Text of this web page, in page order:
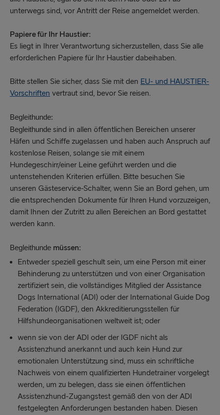
unterwegs sind, vor Antritt der Reise angemeldet werden.
Papiere für Ihr Haustier:
Es liegt in Ihrer Verantwortung sicherzustellen, dass Sie alle
erforderlichen Papiere für Ihr Haustier dabeihaben.
Bitte stellen Sie sicher, dass Sie mit den EU- und HAUSTIER-
Vorschriften vertraut sind, bevor Sie reisen.
Begleithunde:
Begleithunde sind in allen öffentlichen Bereichen unserer
Häfen und Schiffe zugelassen und haben auch Anspruch auf
kostenlose Reisen, solange sie mit einem
Hundegeschirr/einer Leine geführt werden und die
untenstehenden Kriterien erfüllen. Bitte besuchen Sie
unseren Gästeservice-Schalter, wenn Sie an Bord gehen, um
die entsprechenden Dokumente für Ihren Hund vorzuzeigen,
damit Ihnen der Zutritt zu allen Bereichen an Bord gestattet
werden kann.
Begleithunde müssen:
Entweder speziell geschult sein, um eine Person mit einer
Behinderung zu unterstützen und von einer Organisation
zertifiziert sein, die vollständiges Mitglied der Assistance
Dogs International (ADI) oder der International Guide Dog
Federation (IGDF), den Akkreditierungsstellen für
Hilfshundeorganisationen weltweit ist; oder
wenn sie von der ADI oder der IGDF nicht als
Assistenzhund anerkannt und auch kein Hund zur
emotionalen Unterstützung sind, muss ein schriftliche
Nachweis von einem qualifizierten Hundetrainer vorgelegt
werden, um zu belegen, dass sie einen öffentlichen
Assistenzhund-Zugangstest gemäß den von der ADI
festgelegten Anforderungen bestanden haben. Diesen